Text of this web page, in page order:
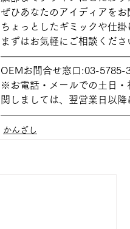
ぜひあなたのアイディアをお
ちょっとしたギミックや仕掛
まずはお気軽にご相談くださ
OEMお問合せ窓口:03-5785-
※お電話・メールでの土日・
関しましては、翌営業日以降
かんざし